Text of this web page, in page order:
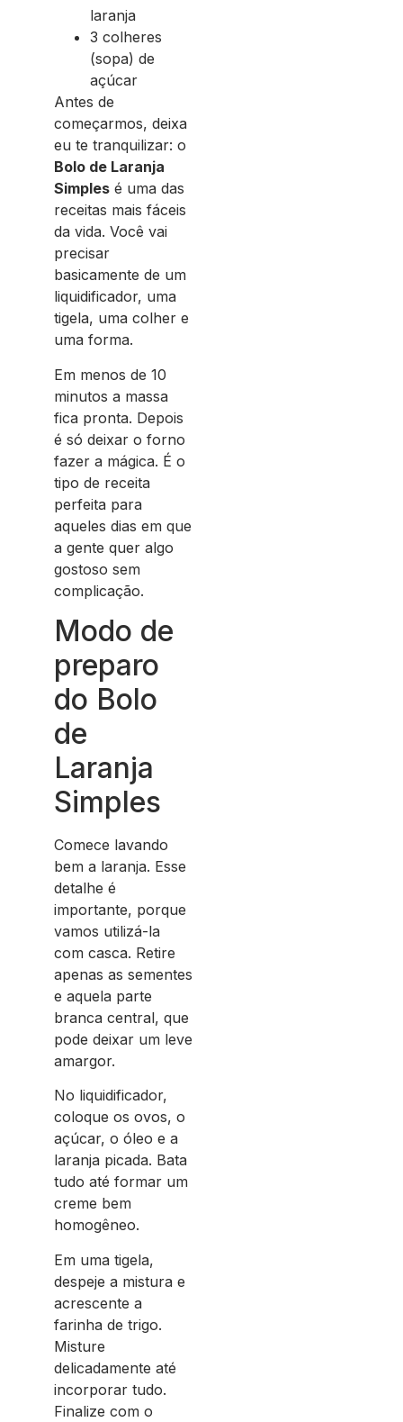
laranja
3 colheres
(sopa) de
açúcar
Antes de
começarmos, deixa
eu te tranquilizar: o
Bolo de Laranja
Simples é uma das
receitas mais fáceis
da vida. Você vai
precisar
basicamente de um
liquidificador, uma
tigela, uma colher e
uma forma.
Em menos de 10
minutos a massa
fica pronta. Depois
é só deixar o forno
fazer a mágica. É o
tipo de receita
perfeita para
aqueles dias em que
a gente quer algo
gostoso sem
complicação.
Modo de
preparo
do Bolo
de
Laranja
Simples
Comece lavando
bem a laranja. Esse
detalhe é
importante, porque
vamos utilizá-la
com casca. Retire
apenas as sementes
e aquela parte
branca central, que
pode deixar um leve
amargor.
No liquidificador,
coloque os ovos, o
açúcar, o óleo e a
laranja picada. Bata
tudo até formar um
creme bem
homogêneo.
Em uma tigela,
despeje a mistura e
acrescente a
farinha de trigo.
Misture
delicadamente até
incorporar tudo.
Finalize com o